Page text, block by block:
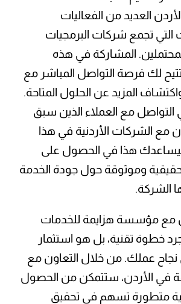
العديد من الفعاليات
التي تجمع شركات البرمجيات
المشاركة في هذه
تتيح لك فرصة التواصل المباشر مع
المزيد عن الحلول المتاحة.
التواصل مع العملاء الذين سبق
مع الشركات الأردنية في هذا
هذا في الحصول على
حقيقية وموثوقة حول جودة الخدمة
الشركة.
مع مؤسسة هزايمة للخدمات
خطوة تقنية، بل هو استثمار
عملك. من خلال التعاون مع
في الأردن، ستتمكن من الحصول
متطورة تسهم في تحقيق